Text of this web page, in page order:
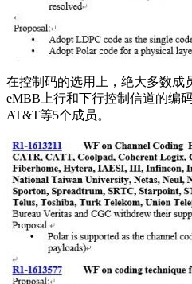
在控制码的选用上，绝大多数成
eMBB上行和下行控制信道的编
AT&T等5个成员。